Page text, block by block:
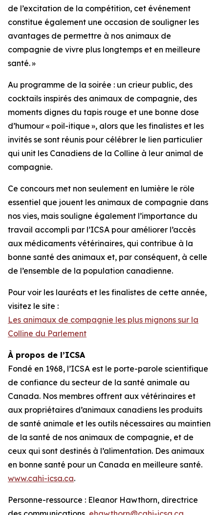
de l’excitation de la compétition, cet événement
constitue également une occasion de souligner les
avantages de permettre à nos animaux de
compagnie de vivre plus longtemps et en meilleure
santé. »
Au programme de la soirée : un crieur public, des
cocktails inspirés des animaux de compagnie, des
moments dignes du tapis rouge et une bonne dose
d’humour « poil-itique », alors que les finalistes et les
invités se sont réunis pour célébrer le lien particulier
qui unit les Canadiens de la Colline à leur animal de
compagnie.
Ce concours met non seulement en lumière le rôle
essentiel que jouent les animaux de compagnie dans
nos vies, mais souligne également l’importance du
travail accompli par l’ICSA pour améliorer l’accès
aux médicaments vétérinaires, qui contribue à la
bonne santé des animaux et, par conséquent, à celle
de l’ensemble de la population canadienne.
Pour voir les lauréats et les finalistes de cette année,
visitez le site :
Les animaux de compagnie les plus mignons sur la
Colline du Parlement
À propos de l’ICSA
Fondé en 1968, l’ICSA est le porte-parole scientifique
de confiance du secteur de la santé animale au
Canada. Nos membres offrent aux vétérinaires et
aux propriétaires d’animaux canadiens les produits
de santé animale et les outils nécessaires au maintien
de la santé de nos animaux de compagnie, et de
ceux qui sont destinés à l’alimentation. Des animaux
en bonne santé pour un Canada en meilleure santé.
www.cahi-icsa.ca.
Personne-ressource : Eleanor Hawthorn, directrice